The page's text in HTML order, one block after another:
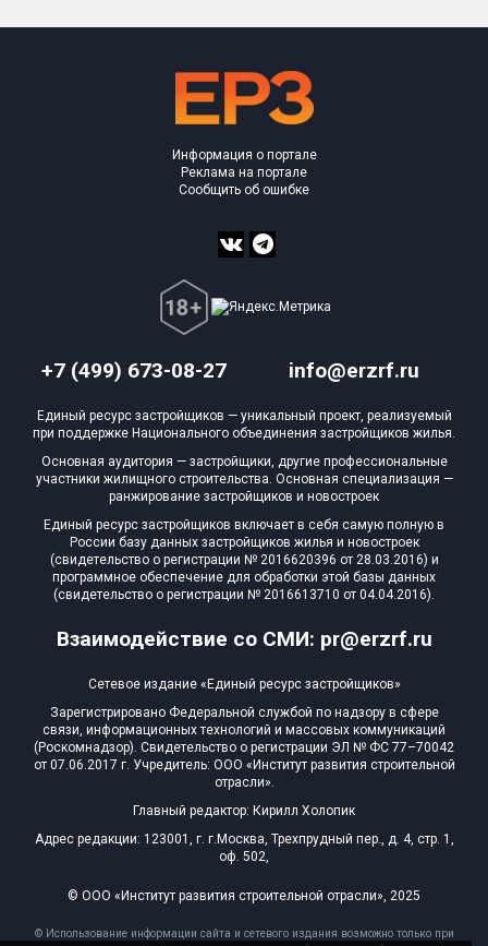
+7 (499) 673-08-27 info@erzrf.ru
Взаимодействие со СМИ: pr@erzrf.ru
Информация о портале
Реклама на портале
Сообщить об ошибке
Единый ресурс застройщиков — уникальный проект, реализуемый
при поддержке Национального объединения застройщиков жилья.
Основная аудитория — застройщики, другие профессиональные
участники жилищного строительства. Основная специализация —
ранжирование застройщиков и новостроек
Единый ресурс застройщиков включает в себя самую полную в
России базу данных застройщиков жилья и новостроек
(свидетельство о регистрации № 2016620396 от 28.03.2016) и
программное обеспечение для обработки этой базы данных
(свидетельство о регистрации № 2016613710 от 04.04.2016).
Сетевое издание «Единый ресурс застройщиков»
Зарегистрировано Федеральной службой по надзору в сфере
связи, информационных технологий и массовых коммуникаций
(Роскомнадзор). Свидетельство о регистрации ЭЛ № ФС 77–70042
от 07.06.2017 г. Учредитель: ООО «Институт развития строительной
отрасли».
Главный редактор: Кирилл Холопик
Адрес редакции: 123001, г. г.Москва, Трехпрудный пер., д. 4, стр. 1,
оф. 502,
© ООО «Институт развития строительной отрасли», 2025
© Использование информации сайта и сетевого издания возможно только при